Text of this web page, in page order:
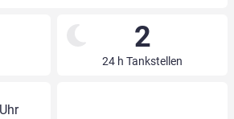
2
24 h Tankstellen
Uhr